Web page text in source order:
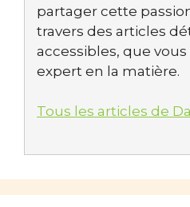
partager cette
travers des articles
accessibles, que
expert en la matière.
Tous les articles de